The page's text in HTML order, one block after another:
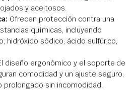
y aceitosos.
Ofrecen protección contra una
químicas, incluyendo
hidróxido sódico, ácido sulfúrico,
diseño ergonómico y el soporte de
comodidad y un ajuste seguro,
prolongado sin incomodidad.